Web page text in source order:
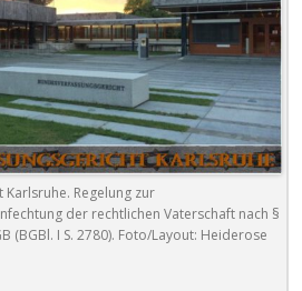
Regelung zur
der rechtlichen Vaterschaft nach §
(BGBl. I S. 2780). Foto/Layout: Heiderose